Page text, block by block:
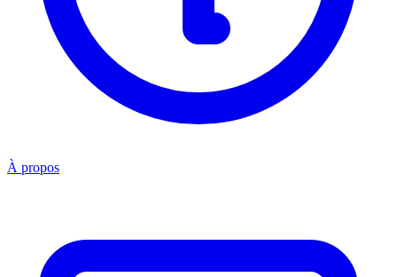
À propos